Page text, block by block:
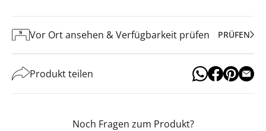
Vor Ort ansehen & Verfügbarkeit prüfen PRÜFEN
Produkt teilen
Noch Fragen zum Produkt?